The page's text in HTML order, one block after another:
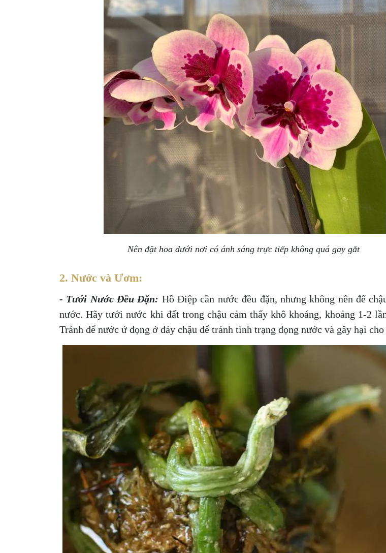
Nên đặt hoa dưới nơi có ánh sáng trực tiếp không quá gay gắt
2. Nước và Ươm:
- Tưới Nước Đều Đặn: Hồ Điệp cần nước đều đặn, nhưng không nên để
nước. Hãy tưới nước khi đất trong chậu cảm thấy khô khoáng, khoảng 1-2
Tránh để nước ứ đọng ở đáy chậu để tránh tình trạng đọng nước và gây hại cho